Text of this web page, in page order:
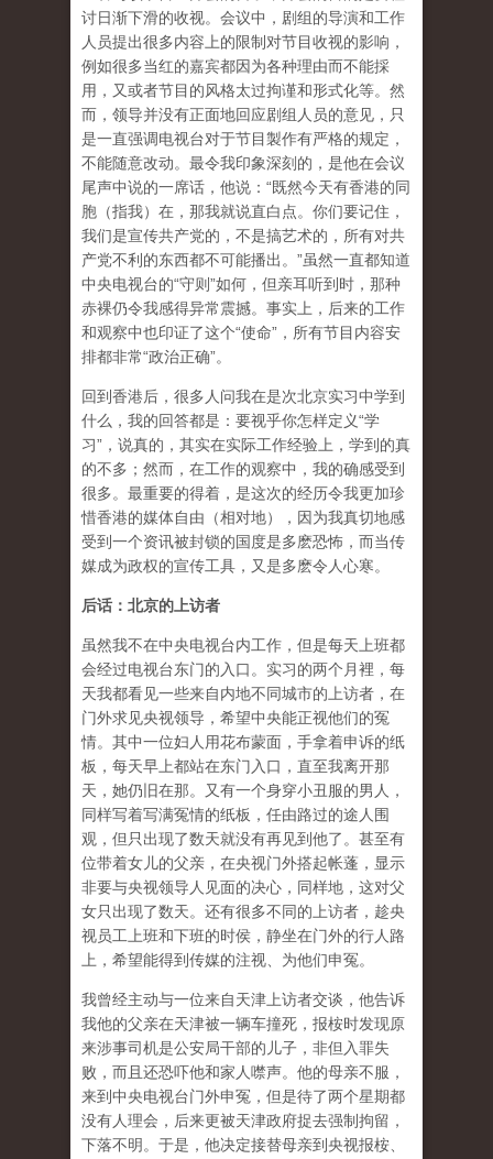
讨日渐下滑的收视。会议中，剧组的导演和工作
人员提出很多内容上的限制对节目收视的影响，
例如很多当红的嘉宾都因为各种理由而不能採
用，又或者节目的风格太过拘谨和形式化等。然
而，领导并没有正面地回应剧组人员的意见，只
是一直强调电视台对于节目製作有严格的规定，
不能随意改动。最令我印象深刻的，是他在会议
尾声中说的一席话，他说：“既然今天有香港的同
胞（指我）在，那我就说直白点。你们要记住，
我们是宣传共产党的，不是搞艺术的，所有对共
产党不利的东西都不可能播出。”虽然一直都知道
中央电视台的“守则”如何，但亲耳听到时，那种
赤裸仍令我感得异常震撼。事实上，后来的工作
和观察中也印证了这个“使命”，所有节目内容安
排都非常“政治正确”。
回到香港后，很多人问我在是次北京实习中学到
什么，我的回答都是：要视乎你怎样定义“学
习”，说真的，其实在实际工作经验上，学到的真
的不多；然而，在工作的观察中，我的确感受到
很多。最重要的得着，是这次的经历令我更加珍
惜香港的媒体自由（相对地），因为我真切地感
受到一个资讯被封锁的国度是多麽恐怖，而当传
媒成为政权的宣传工具，又是多麽令人心寒。
后话：北京的上访者
虽然我不在中央电视台内工作，但是每天上班都
会经过电视台东门的入口。实习的两个月裡，每
天我都看见一些来自内地不同城市的上访者，在
门外求见央视领导，希望中央能正视他们的冤
情。其中一位妇人用花布蒙面，手拿着申诉的纸
板，每天早上都站在东门入口，直至我离开那
天，她仍旧在那。又有一个身穿小丑服的男人，
同样写着写满冤情的纸板，任由路过的途人围
观，但只出现了数天就没有再见到他了。甚至有
位带着女儿的父亲，在央视门外搭起帐蓬，显示
非要与央视领导人见面的决心，同样地，这对父
女只出现了数天。还有很多不同的上访者，趁央
视员工上班和下班的时侯，静坐在门外的行人路
上，希望能得到传媒的注视、为他们申冤。
我曾经主动与一位来自天津上访者交谈，他告诉
我他的父亲在天津被一辆车撞死，报桉时发现原
来涉事司机是公安局干部的儿子，非但入罪失
败，而且还恐吓他和家人噤声。他的母亲不服，
来到中央电视台门外申冤，但是待了两个星期都
没有人理会，后来更被天津政府捉去强制拘留，
下落不明。于是，他决定接替母亲到央视报桉、